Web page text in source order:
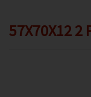
Contact
57X70X12 2